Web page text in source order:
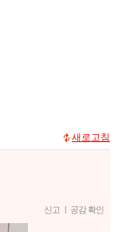
새로고침
신고 | 공감 확인